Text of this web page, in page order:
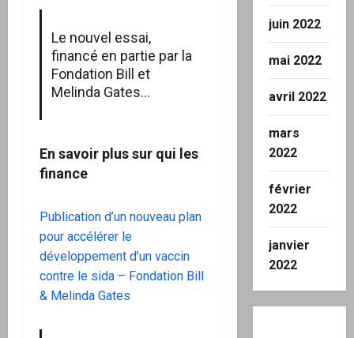
Le nouvel essai,
financé en partie par la
Fondation Bill et
Melinda Gates…
En savoir plus sur qui les
finance
Publication d’un nouveau plan
pour accélérer le
développement d’un vaccin
contre le sida – Fondation Bill
& Melinda Gates
juin 2022
mai 2022
avril 2022
mars
2022
février
2022
janvier
2022